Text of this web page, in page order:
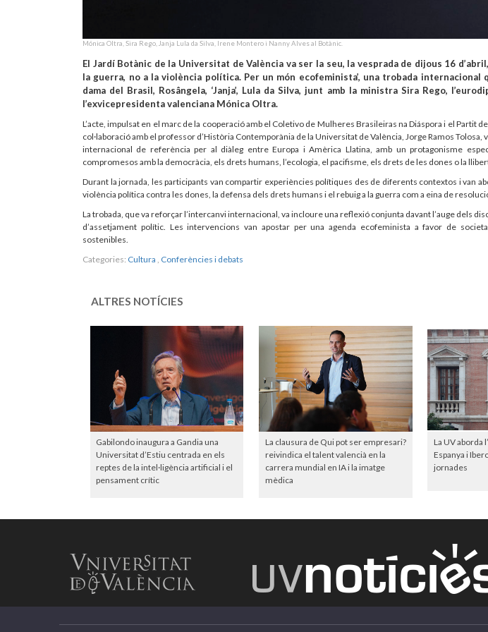
Mónica Oltra, Sira Rego, Janja Lula da Silva, Irene Montero i Nanny Alves al Botànic.
El Jardí Botànic de la Universitat de València va ser la seu, la vesprada de dijous 16
la guerra, no a la violència política. Per un món ecofeminista’, una trobada internacional
dama del Brasil, Rosângela, ‘Janja’, Lula da Silva, junt amb la ministra Sira Rego,
l’exvicepresidenta valenciana Mónica Oltra.
L’acte, impulsat en el marc de la cooperació amb el Coletivo de Mulheres Brasileiras na Diáspora i el Partit
col·laboració amb el professor d’Història Contemporània de la Universitat de València, Jorge Ramos Tolosa,
internacional de referència per al diàleg entre Europa i Amèrica Llatina, amb un protagonisme
compromesos amb la democràcia, els drets humans, l’ecologia, el pacifisme, els drets de les dones o la
Durant la jornada, les participants van compartir experiències polítiques des de diferents contextos i van
violència política contra les dones, la defensa dels drets humans i el rebuig a la guerra com a eina de
La trobada, que va reforçar l’intercanvi internacional, va incloure una reflexió conjunta davant l’auge dels
d’assetjament polític. Les intervencions van apostar per una agenda ecofeminista a favor de
sostenibles.
Categories: Cultura , Conferències i debats
ALTRES NOTÍCIES
Gabilondo inaugura a Gandia una
Universitat d’Estiu centrada en els
reptes de la intel·ligència artificial i el
pensament crític
La clausura de Qui pot ser empresari?
reivindica el talent valencià en la
carrera mundial en IA i la imatge
mèdica
La UV aborda
Espanya i
jornades